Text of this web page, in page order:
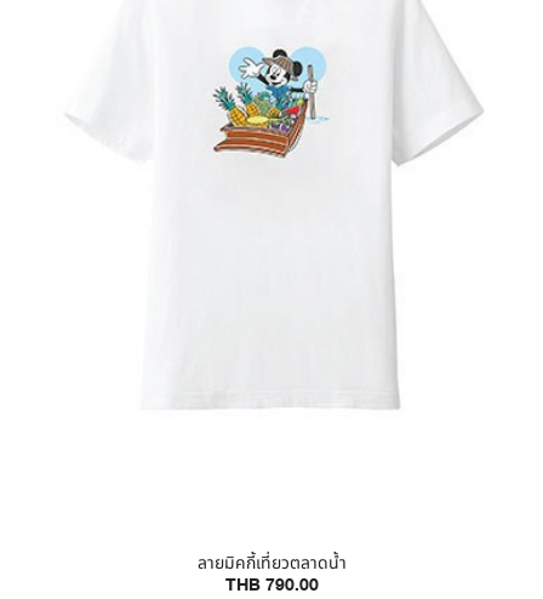
ลายมิคกี้เที่ยวตลาดน้ำ
THB 790.00